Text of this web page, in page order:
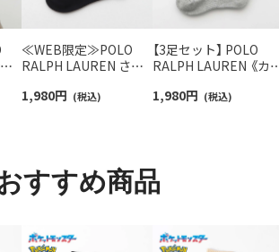
≪WEB限定≫POLO
RALPH LAUREN さら
スニーカー丈ソックス
1,980円 (税込)
【3足セット】 POLO
RALPH LAUREN 《カ
ンポイントソックス
1,980円 (税込)
すすめ商品